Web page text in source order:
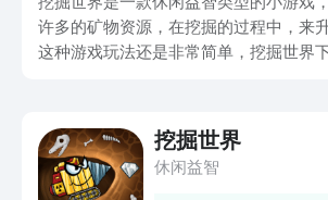
许多的矿物资源，在挖掘的过程中，来
这种游戏玩法还是非常简单，挖掘世界
玩家们的眼球，可以感受挖掘与探索的
的玩家们就一起看下去。
挖掘世界
休闲益智